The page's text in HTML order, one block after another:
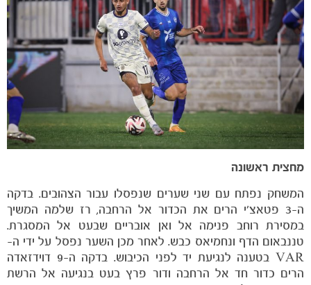
מחצית ראשונה
המשחק נפתח עם שני שערים שנפסלו עבור הצהובים. בדקה
ה-3 פטאצ׳י הרים את הכדור אל הרחבה, רז שלמה המשיך
במסירת רוחב פנימה אל ואן אובריים שבעט אל המסגרת.
טננבאום הדף ונחמיאס כבש. לאחר מכן השער נפסל על ידי ה-
VAR בטענה לנגיעת יד לפני הכיבוש. בדקה ה-9 דוידזאדה
הרים כדור חד אל הרחבה ודור פרץ בעט בנגיעה אל הרשת